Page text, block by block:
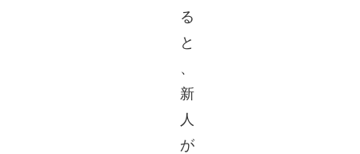
る
と
、
新
人
が